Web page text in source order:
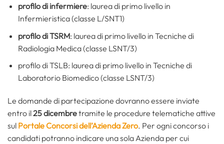
profilo di infermiere: laurea di primo livello in
Infermieristica (classe L/SNT1)
profilo di TSRM: laurea di primo livello in Tecniche di
Radiologia Medica (classe LSNT/3)
profilo di TSLB: laurea di primo livello in Tecniche di
Laboratorio Biomedico (classe LSNT/3)
Le domande di partecipazione dovranno essere inviate
entro il25 dicembretramite le procedure telematiche attive
sul Portale Concorsi dell’Azienda Zero. Per ogni concorso i
candidati potranno indicare una sola Azienda per cui